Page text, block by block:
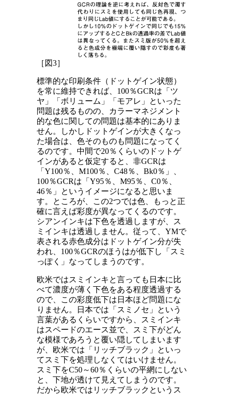
［図3］
標準的な印刷条件（ドットゲイン状態）
を常に維持できれば、100％GCRは「ツ
ヤ」「ボリューム」「モアレ」といった
問題は残るものの、カラーマネジメント
的な色に関しての問題は基本的にありま
せん。しかしドットゲインが大きくなっ
た場合は、色そのものも問題になってく
るのです。中間で20％くらいのドットゲ
インがあると仮定すると、非GCRは
「Y100％、M100％、C48％、Bk0％」、
100％GCRは「Y95％、M95％、C0％、
46％」というイメージになると思いま
す。ところが、この2つでは色、もっと正
確に言えば彩度が異なってくるのです。
シアンインキは下色を透過しますが、ス
ミインキは透過しません。従って、YMで
表される赤色成分はドットゲイン分が失
われ、100％GCRのほうはが低下し「スミ
っぽく」なってしまうのです。
欧米ではスミインキと言っても日本に比
べて濃度が薄く下色をある程度透過する
ので、この彩度低下は日本ほど問題にな
りません。日本では「スミノセ」という
言葉があるくらいですから、スミインキ
はスペードのエース並で、スミ下がどん
な模様であろうと覆い隠してしまいます
が、欧米では「リッチブラック」といっ
てスミ下を処理しなくてはいけません。
スミ下をC50～60％くらいの平網にしない
と、下地が透けて見えてしまうのです。
だから欧米ではリッチブラックというス